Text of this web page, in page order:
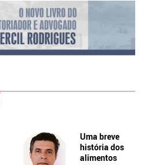
Uma breve
história dos
alimentos